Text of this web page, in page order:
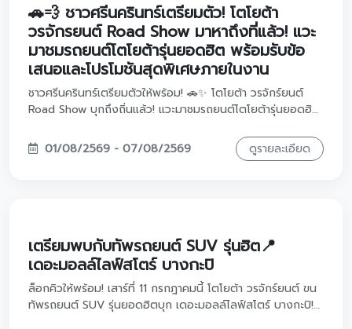
🚗💨 ชาวศรีนครินทร์เตรียมตัว! โตโยต้า
วรจักรยนต์ Road Show มาหาถึงที่แล้ว! แวะ
มาชมรถยนต์โตโยต้ารุ่นยอดฮิต พร้อมรับข้อ
เสนอและโปรโมชันสุดพิเศษภายในงาน
ชาวศรีนครินทร์เตรียมตัวให้พร้อม! 🚗✨ โตโยต้า วรจักร์ยนต์
Road Show บุกถึงถิ่นแล้ว! แวะมาชมรถยนต์โตโยต้ารุ่นยอดฮิต
เลยกระบอกน้ำสุดเท่ และหากจองรถภายในงาน รับทันทีหูฟัง
พรีเมียมฟรี! มาพบกันได้ที่ Lotus's ศรีนครินทร์ ตั้งแต่วันที่ 1 -
01/08/2569 - 07/08/2569 ดูรายละเอียด
เตรียมพบกับทัพรถยนต์ SUV รุ่นฮิต📍
เดอะมอลล์ไลฟ์สโตร์ บางกะปิ
ล็อกคิวให้พร้อม! เสาร์ที่ 11 กรกฎาคมนี้ โตโยต้า วรจักร์ยนต์ ขน
ทัพรถยนต์ SUV รุ่นยอดฮิตบุก เดอะมอลล์ไลฟ์สโตร์ บางกะปิ!